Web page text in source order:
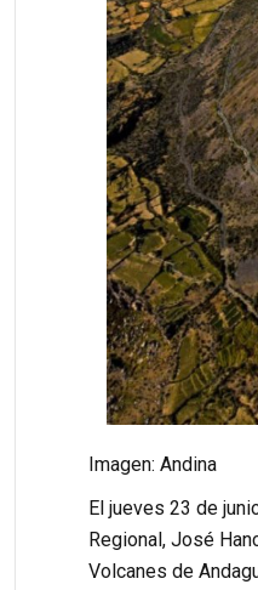
Imagen: Andina
El jueves 23 de
Regional, José
Volcanes de